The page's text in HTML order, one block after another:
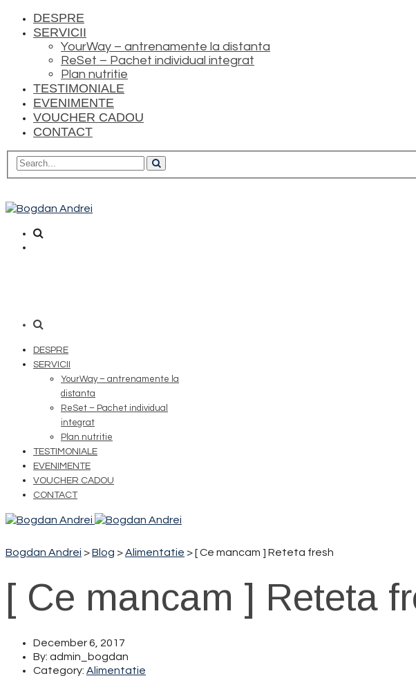
DESPRE
SERVICII
YourWay – antrenamente la distanta
ReSet – Pachet individual integrat
Plan nutritie
TESTIMONIALE
EVENIMENTE
VOUCHER CADOU
CONTACT
DESPRE
SERVICII
YourWay – antrenamente la
distanta
ReSet – Pachet individual
integrat
Plan nutritie
TESTIMONIALE
EVENIMENTE
VOUCHER CADOU
CONTACT
Bogdan Andrei >Blog >Alimentatie >[ Ce mancam ] Reteta fresh
[ Ce mancam ] Reteta
December 6, 2017
By: admin_bogdan
Category: Alimentatie